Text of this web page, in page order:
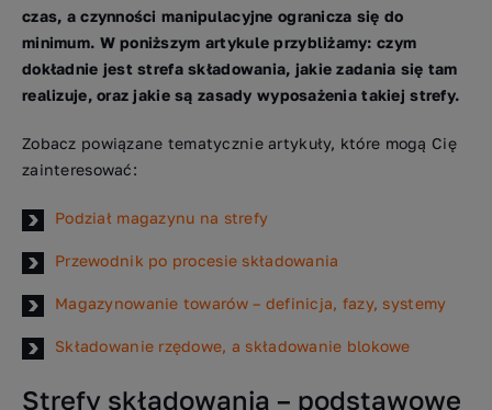
czas, a czynności manipulacyjne ogranicza się do
minimum. W poniższym artykule przybliżamy: czym
dokładnie jest strefa składowania, jakie zadania się tam
realizuje, oraz jakie są zasady wyposażenia takiej strefy.
Zobacz powiązane tematycznie artykuły, które mogą Cię
zainteresować:
Podział magazynu na strefy
Przewodnik po procesie składowania
Magazynowanie towarów – definicja, fazy, systemy
Składowanie rzędowe, a składowanie blokowe
Strefy składowania – podstawowe